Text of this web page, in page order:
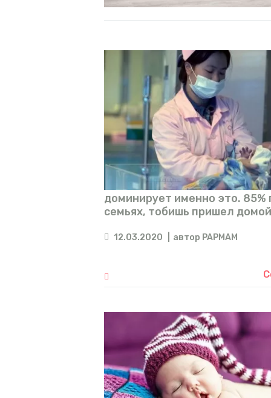
доминирует именно это. 85%
семьях, тобишь пришел
12.03.2020 автор PAPMAM